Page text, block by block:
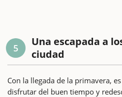
5
Una escapada a
ciudad
Con la llegada de la primavera,
disfrutar del buen tiempo y